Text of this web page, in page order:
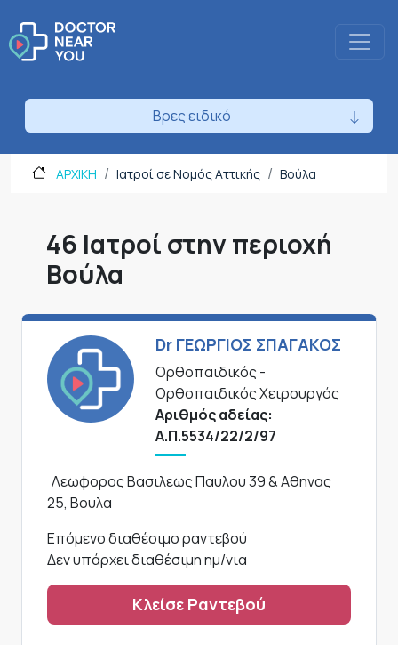
Βρες ειδικό
ΑΡΧΙΚΗ Ιατροί σε Νομός Αττικής Βούλα
46 Ιατροί στην περιοχή
Βούλα
Dr ΓΕΩΡΓΙΟΣ ΣΠΑΓΑΚΟΣ
Ορθοπαιδικός -
Ορθοπαιδικός Χειρουργός
Αριθμός αδείας:
Α.Π.5534/22/2/97
Λεωφορος Βασιλεως Παυλου 39 & Αθηνας
25, Βουλα
Επόμενο διαθέσιμο ραντεβού
Δεν υπάρχει διαθέσιμη ημ/νια
Κλείσε Ραντεβού